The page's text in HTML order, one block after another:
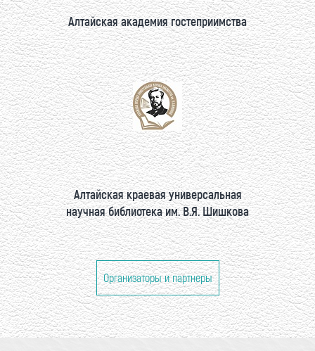
Алтайская академия гостеприимства
Алтайская краевая универсальная
научная библиотека им. В.Я. Шишкова
Организаторы и партнеры